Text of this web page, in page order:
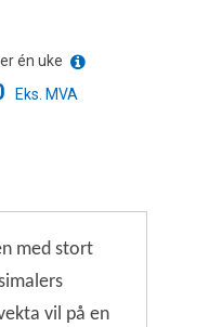
én uke
Eks. MVA
med stort
vil på en